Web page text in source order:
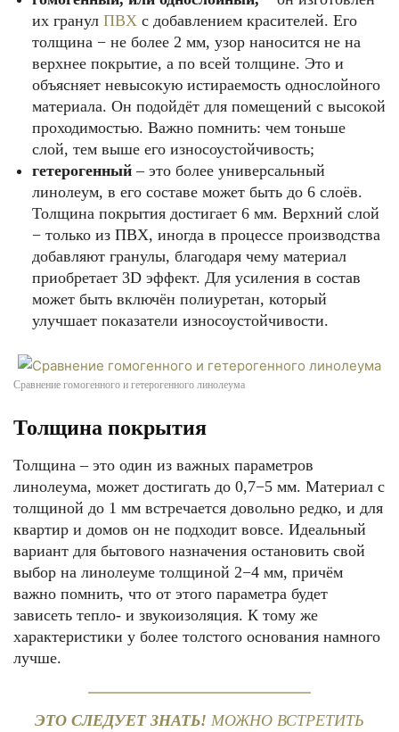
их гранул ПВХ с добавлением красителей. Его
толщина − не более 2 мм, узор наносится не на
верхнее покрытие, а по всей толщине. Это и
объясняет невысокую истираемость однослойного
материала. Он подойдёт для помещений с высокой
проходимостью. Важно помнить: чем тоньше
слой, тем выше его износоустойчивость;
гетерогенный – это более универсальный
линолеум, в его составе может быть до 6 слоёв.
Толщина покрытия достигает 6 мм. Верхний слой
− только из ПВХ, иногда в процессе производства
добавляют гранулы, благодаря чему материал
приобретает 3D эффект. Для усиления в состав
может быть включён полиуретан, который
улучшает показатели износоустойчивости.
Сравнение гомогенного и гетерогенного линолеума
Толщина покрытия
Толщина – это один из важных параметров
линолеума, может достигать до 0,7−5 мм. Материал с
толщиной до 1 мм встречается довольно редко, и для
квартир и домов он не подходит вовсе. Идеальный
вариант для бытового назначения остановить свой
выбор на линолеуме толщиной 2−4 мм, причём
важно помнить, что от этого параметра будет
зависеть тепло- и звукоизоляция. К тому же
характеристики у более толстого основания намного
лучше.
ЭТО СЛЕДУЕТ ЗНАТЬ! МОЖНО ВСТРЕТИТЬ